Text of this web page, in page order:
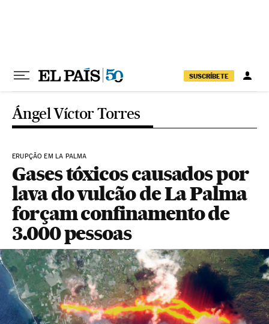
SUSCRÍBETE
Ángel Víctor Torres
ERUPÇÃO EM LA PALMA
Gases tóxicos causados por
lava do vulcão de La Palma
forçam confinamento de
3.000 pessoas